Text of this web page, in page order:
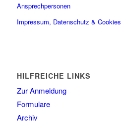
Ansprechpersonen
Impressum, Datenschutz & Cookies
HILFREICHE LINKS
Zur Anmeldung
Formulare
Archiv